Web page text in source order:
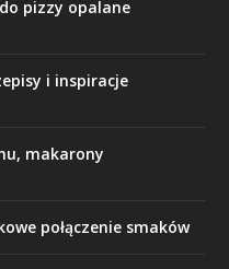
pizzy opalane
i inspiracje
makarony
połączenie smaków